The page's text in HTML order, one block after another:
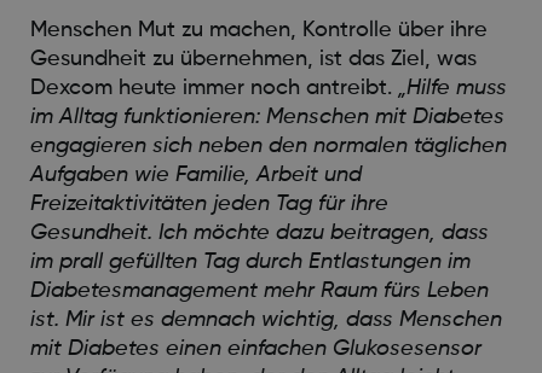
Menschen Mut zu machen, Kontrolle über ihre
Gesundheit zu übernehmen, ist das Ziel, was
Dexcom heute immer noch antreibt. „Hilfe muss
im Alltag funktionieren: Menschen mit Diabetes
engagieren sich neben den normalen täglichen
Aufgaben wie Familie, Arbeit und
Freizeitaktivitäten jeden Tag für ihre
Gesundheit. Ich möchte dazu beitragen, dass
im prall gefüllten Tag durch Entlastungen im
Diabetesmanagement mehr Raum fürs Leben
ist. Mir ist es demnach wichtig, dass Menschen
mit Diabetes einen einfachen Glukosesensor